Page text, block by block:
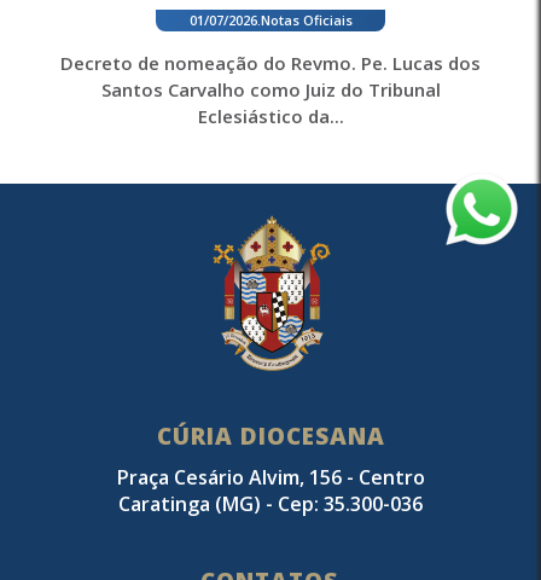
01/07/2026. Notas Oficiais
Decreto de nomeação do Revmo. Pe. Lucas dos
Santos Carvalho como Juiz do Tribunal
Eclesiástico da...
CÚRIA DIOCESANA
Praça Cesário Alvim, 156 - Centro
Caratinga (MG) - Cep: 35.300-036